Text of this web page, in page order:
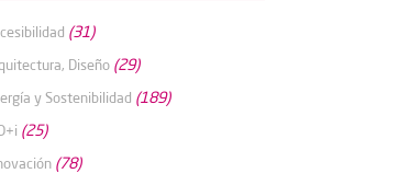
(31)
Diseño (29)
y Sostenibilidad (189)
(25)
(78)